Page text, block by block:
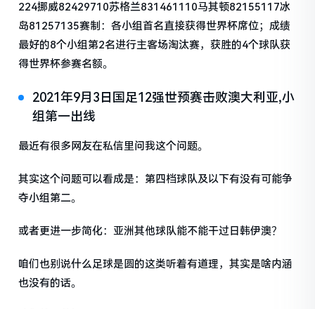
224挪威82429710苏格兰831461110马其顿82155117冰
岛81257135赛制：各小组首名直接获得世界杯席位；成绩
最好的8个小组第2名进行主客场淘汰赛，获胜的4个球队获
得世界杯参赛名额。
2021年9月3日国足12强世预赛击败澳大利亚,小
组第一出线
最近有很多网友在私信里问我这个问题。
其实这个问题可以看成是：第四档球队及以下有没有可能争
夺小组第二。
或者更进一步简化：亚洲其他球队能不能干过日韩伊澳？
咱们也别说什么足球是圆的这类听着有道理，其实是啥内涵
也没有的话。